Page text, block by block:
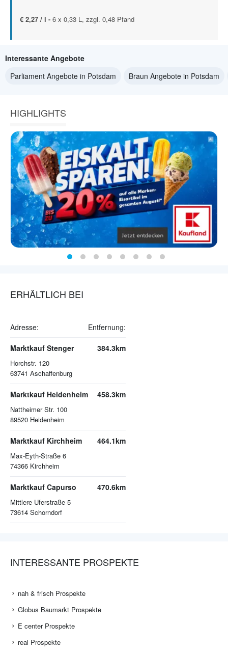
€ 2,27 / l - 6 x 0,33 L, zzgl. 0,48 Pfand
Interessante Angebote
Parliament Angebote in Potsdam
Braun Angebote in Potsdam
HIGHLIGHTS
ERHÄLTLICH BEI
Adresse: Entfernung:
Marktkauf Stenger
Horchstr. 120
63741 Aschaffenburg
384.3km
Marktkauf Heidenheim
Nattheimer Str. 100
89520 Heidenheim
458.3km
Marktkauf Kirchheim
Max-Eyth-Straße 6
74366 Kirchheim
464.1km
Marktkauf Capurso
Mittlere Uferstraße 5
73614 Schorndorf
470.6km
INTERESSANTE PROSPEKTE
nah & frisch Prospekte
Globus Baumarkt Prospekte
E center Prospekte
real Prospekte